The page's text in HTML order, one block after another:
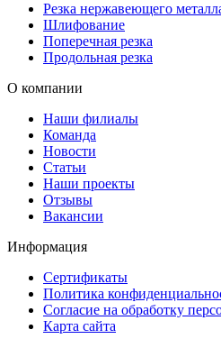
Резка нержавеющего
Шлифование
Поперечная резка
Продольная резка
О компании
Наши филиалы
Команда
Новости
Статьи
Наши проекты
Отзывы
Вакансии
Информация
Сертификаты
Политика
Согласие на обработку
Карта сайта